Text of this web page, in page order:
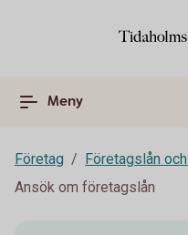
Meny
Företag
Företagslån
Ansök om företagslån